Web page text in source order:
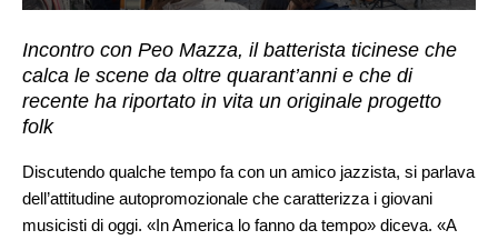
Incontro con Peo Mazza, il batterista ticinese che
calca le scene da oltre quarant’anni e che di
recente ha riportato in vita un originale progetto
folk
Discutendo qualche tempo fa con un amico jazzista, si parlava
dell’attitudine autopromozionale che caratterizza i giovani
musicisti di oggi. «In America lo fanno da tempo» diceva. «A